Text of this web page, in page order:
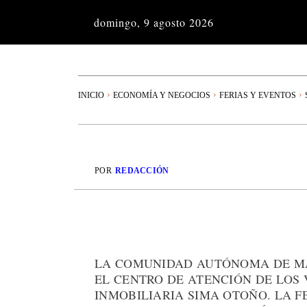
domingo, 9 agosto 2026
INICIO ECONOMÍA Y NEGOCIOS FERIAS Y EVENTOS
POR REDACCIÓN
LA COMUNIDAD AUTÓNOMA DE
EL CENTRO DE ATENCIÓN DE
INMOBILIARIA SIMA OTOÑO. LA